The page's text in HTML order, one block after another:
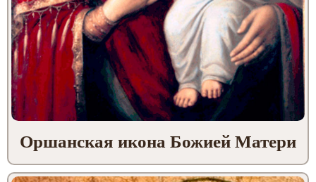
Оршанская икона Божией Матери